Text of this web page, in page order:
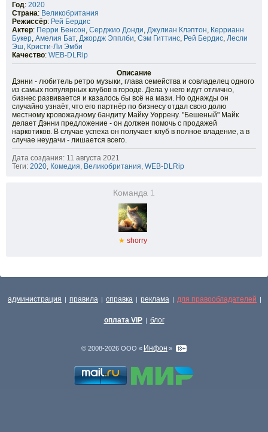
Год: 2020
Страна: Великобритания
Режиссёр: Рей Бердис
Актер: Перри Бенсон, Серджио Донди, Джулиан Клэптон, Керрианн
Букер, Амелия Бат, Джордж Эпплби, Сэм Гиттинс, Рей Бердис, Лесли
Эш, Кристи-Ли Эмби
Качество: WEB-DLRip
Описание
Дэнни - любитель ретро музыки, глава семейства и совладелец одного
из самых популярных клубов в городе. Дела у него идут отлично,
бизнес развивается и казалось бы всё на мази. Но однажды он
случайно узнаёт, что его партнёр по бизнесу отдал свою долю
местному кровожадному бандиту Майку Уоррену. "Бешеный" Майк
делает Дэнни предложение - он должен помочь с продажей
наркотиков. В случае успеха он получает клуб в полное владение, а в
случае неудачи - лишается всего.
Дата создания: 11 августа 2021
Теги: 2020, Комедия, Великобритания, WEB-DLRip
Команда 1
★ shorry
администрация | правила | справка | реклама | для правообладателей |
оплата VIP | блог
© 2008-2026 ООО « Инфон »